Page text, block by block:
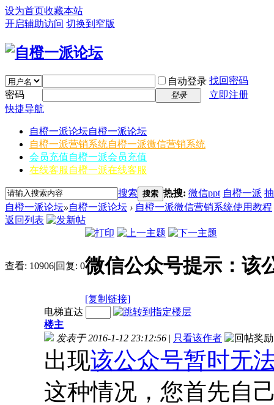
设为首页收藏本站
开启辅助访问 切换到窄版
自动登录 找回密码
密码
登录
立即注册
快捷导航
自橙一派论坛自橙一派论坛
自橙一派营销系统自橙一派微信营销系统
会员充值自橙一派会员充值
在线客服 自橙一派在线客服
搜索 搜索 热搜: 微信ppt 自橙一派
自橙一派论坛»自橙一派论坛 › 自橙一派微信营销系统使用教程
返回列表
查看: 10906|回复: 0微信公众号提示：该
[复制链接]
电梯直达
楼主
发表于 2016-1-12 23:12:56 | 只看该作者
出现该公众号暂时无
这种情况，您首先自